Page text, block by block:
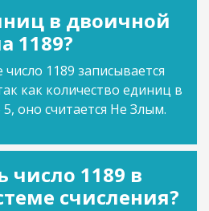
в двоичной
1189?
1189 записывается
как количество единиц в
оно считается Не Злым.
число 1189 в
счисления?